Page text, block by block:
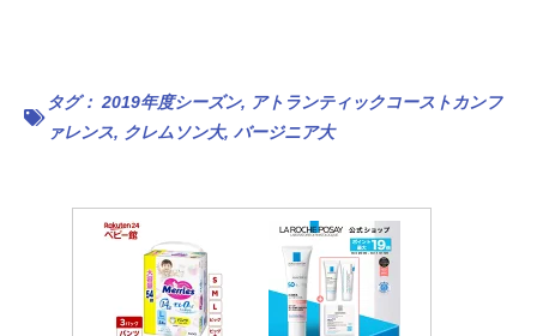
タグ： 2019年度シーズン, アトランティックコーストカンフ
ァレンス, クレムソン大, バージニア大